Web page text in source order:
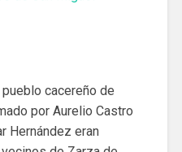
cacereño de
por Aurelio Castro
Hernández eran